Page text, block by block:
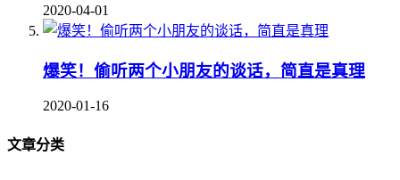
2020-04-01
爆笑！偷听两个小朋友的谈话，简直是真理
2020-01-16
文章分类